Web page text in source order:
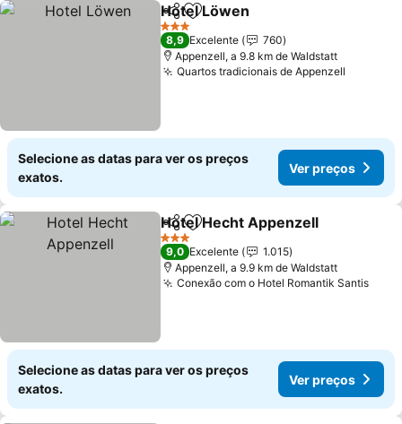
PartilharAdicionar aos favoritos
Hotel Löwen
3 Estrelas
8,9 Excelente
760
Appenzell, a 9.8 km de Waldstatt
Quartos tradicionais de Appenzell
Selecione as datas para ver os preços
exatos.
Ver preços
PartilharAdicionar aos favoritos
Hotel Hecht Appenzell
3 Estrelas
9,0 Excelente
1.015
Appenzell, a 9.9 km de Waldstatt
Conexão com o Hotel Romantik SantisVer
Selecione as datas para ver os preços
exatos.
Ver preços